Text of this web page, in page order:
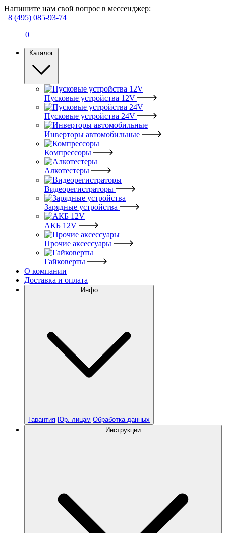
Напишите нам свой вопрос в мессенджер:
8 (495) 085-93-74
0
Каталог
Пусковые устройства 12V
Пусковые устройства 24V
Инверторы автомобильные
Компрессоры
Алкотестеры
Видеорегистраторы
Зарядные устройства
АКБ 12V
Прочие аксессуары
Гайковерты
О компании
Доставка и оплата
Инфо
Гарантия Юр. лицам Обработка данных
Инструкции